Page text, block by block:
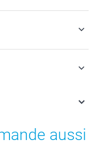
incluse et hors frais de
aussi